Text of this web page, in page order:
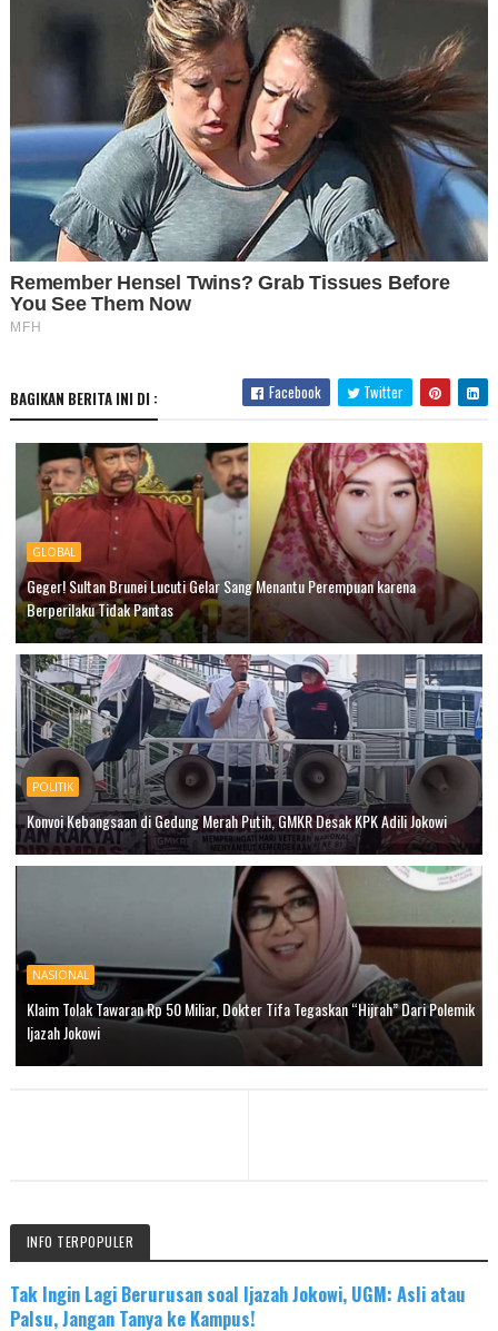
BAGIKAN BERITA INI DI : Facebook Twitter
GLOBAL
Geger! Sultan Brunei Lucuti Gelar Sang Menantu Perempuan karena
Berperilaku Tidak Pantas
POLITIK
Konvoi Kebangsaan di Gedung Merah Putih, GMKR Desak KPK Adili Jokowi
NASIONAL
Klaim Tolak Tawaran Rp 50 Miliar, Dokter Tifa Tegaskan “Hijrah” Dari Polemik
Ijazah Jokowi
INFO TERPOPULER
Tak Ingin Lagi Berurusan soal Ijazah Jokowi, UGM: Asli atau
Palsu, Jangan Tanya ke Kampus!